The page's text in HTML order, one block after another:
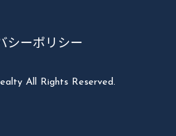
シーポリシー
All Rights Reserved.